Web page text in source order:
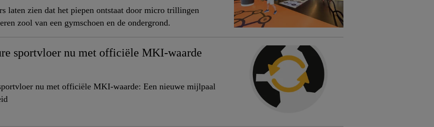
laten zien dat het piepen ontstaat door micro trillingen
zool van een gymschoen en de ondergrond.
sportvloer nu met officiële MKI-waarde
nu met officiële MKI-waarde: Een nieuwe mijlpaal